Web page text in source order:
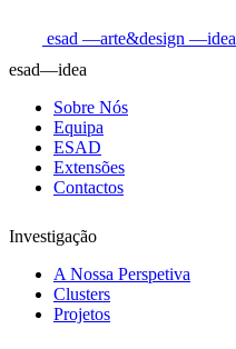
esad —arte&design —idea
esad—idea
Sobre Nós
Equipa
ESAD
Extensões
Contactos
Investigação
A Nossa Perspetiva
Clusters
Projetos